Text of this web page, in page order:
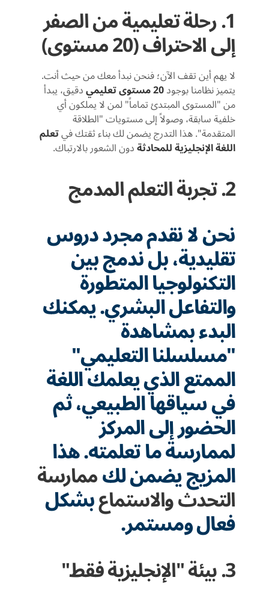
1. رحلة تعليمية من الصفر
إلى الاحتراف (20 مستوى)
لا يهم أين تقف الآن؛ فنحن نبدأ معك من حيث أنت.
يتميز نظامنا بوجود20 مستوى تعليمي دقيق، يبدأ
من "المستوى المبتدئ تماماً" لمن لا يملكون أي
خلفية سابقة، وصولاً إلى مستويات "الطلاقة
المتقدمة". هذا التدرج يضمن لك بناء ثقتك فيتعلم
اللغة الإنجليزية للمحادثةدون الشعور بالارتباك.
2. تجربة التعلم المدمج
نحن لا نقدم مجرد دروس
تقليدية، بل ندمج بين
التكنولوجيا المتطورة
والتفاعل البشري. يمكنك
البدء بمشاهدة
"مسلسلنا التعليمي"
الممتع الذي يعلمك اللغة
في سياقها الطبيعي، ثم
الحضور إلى المركز
لممارسة ما تعلمته. هذا
المزيج يضمن لكممارسة
التحدث والاستماعبشكل
فعال ومستمر.
3. بيئة "الإنجليزية فقط"